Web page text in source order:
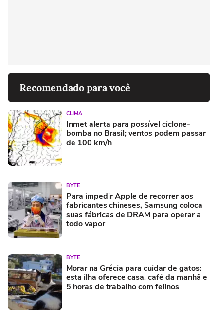
Recomendado para você
CLIMA
Inmet alerta para possível ciclone-
bomba no Brasil; ventos podem passar
de 100 km/h
BYTE
Para impedir Apple de recorrer aos
fabricantes chineses, Samsung coloca
suas fábricas de DRAM para operar a
todo vapor
BYTE
Morar na Grécia para cuidar de gatos:
esta ilha oferece casa, café da manhã e
5 horas de trabalho com felinos